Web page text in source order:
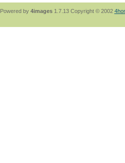
jan-lukas:geschrieben am: 28. 4. 2026 -
Powered by 4images1.7.13 Copyright © 2002